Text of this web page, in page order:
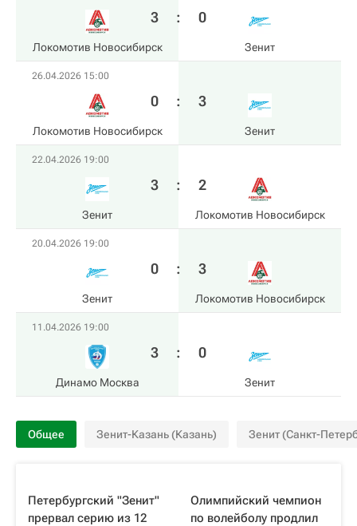
Локомотив Новосибирск
3 : 0
Зенит
26.04.2026 15:00
Локомотив Новосибирск
0 : 3
Зенит
22.04.2026 19:00
Зенит
3 : 2
Локомотив Новосибирск
20.04.2026 19:00
Зенит
0 : 3
Локомотив Новосибирск
11.04.2026 19:00
Динамо Москва
3 : 0
Зенит
Общее Зенит-Казань (Казань) Зенит (Санкт-
Петербургский "Зенит"
прервал серию из 12
Олимпийский чемпион
по волейболу продлил